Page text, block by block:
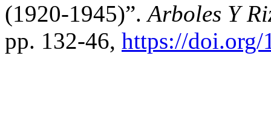
(1920-1945)”.Arboles Y
pp. 132-46, https://doi.org/